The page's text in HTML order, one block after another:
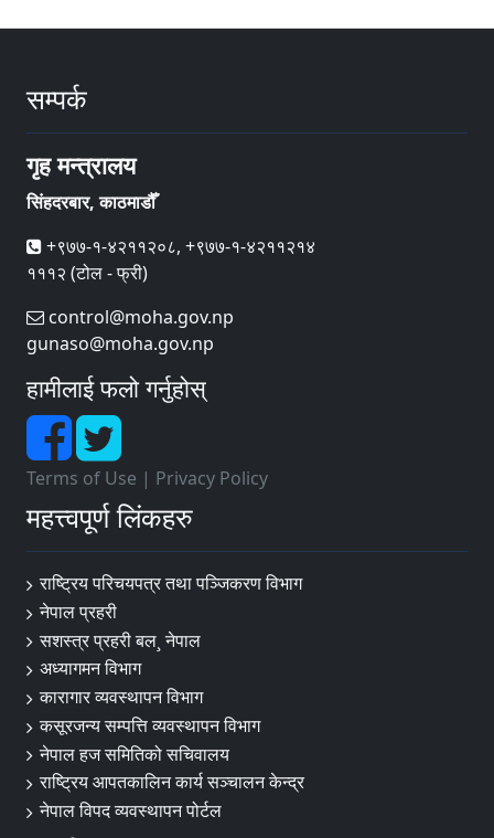
सम्पर्क
गृह मन्त्रालय
सिंहदरबार, काठमाडौँ
+९७७-१-४२११२०८, +९७७-१-४२११२१४
१११२ (टोल - फ्री)
control@moha.gov.np
gunaso@moha.gov.np
हामीलाई फलो गर्नुहोस्
Terms of Use | Privacy Policy
महत्त्वपूर्ण लिंकहरु
राष्ट्रिय परिचयपत्र तथा पञ्‍जिकरण विभाग
नेपाल प्रहरी
सशस्त्र प्रहरी बल¸ नेपाल
अध्यागमन विभाग
कारागार व्यवस्थापन विभाग
कसूरजन्य सम्पत्ति व्यवस्थापन विभाग
नेपाल हज समितिको सचिवालय
राष्ट्रिय आपतकालिन कार्य सञ्चालन केन्द्र
नेपाल विपद व्यवस्थापन पोर्टल